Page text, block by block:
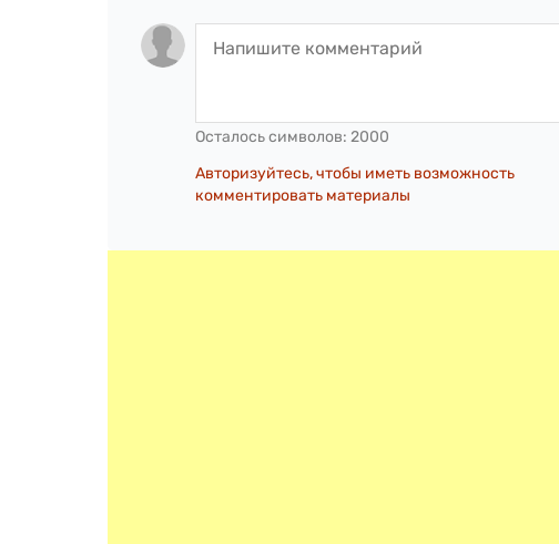
Осталось символов: 2000
Авторизуйтесь, чтобы иметь возможность
комментировать материалы